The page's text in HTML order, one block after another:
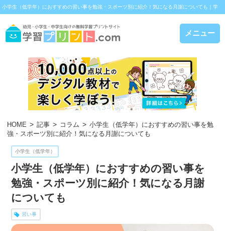
小学生（低学年）におすすめの習い事を勉強・スポーツ別に紹介！気になる月謝についても｜学
メニュー
HOME 記事 コラム
小学生（低学年）におすすめの習い事を勉
強・スポーツ別に紹介！気になる月謝についても
小学生（低学年）
小学生（低学年）におすすめの習い事を
勉強・スポーツ別に紹介！気になる月謝
についても
習い事